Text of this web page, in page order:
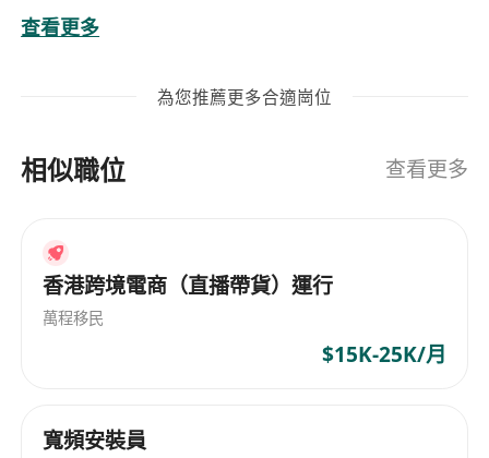
岗位内容：
负责机器学习模型从开发到生产环境的高性能部
构建并优化机器学习推理系统，确保实时数据处
协调业务部门、开发团队和基础设施团队，确保
维护
参与项目会议，汇报任务进度，推动项目顺利实
施
6年以上IT工作经验，其中至少2年AI模型部署或
查看更多
為您推薦更多合適崗位
相似職位 查看更多
香港跨境電商（直播帶貨）運行
萬程移民
$15K-25K/月
寬頻安裝員